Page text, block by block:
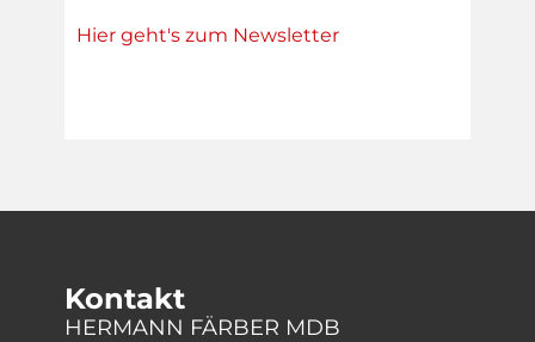
Hier geht's zum Newsletter
Kontakt
HERMANN FÄRBER MDB